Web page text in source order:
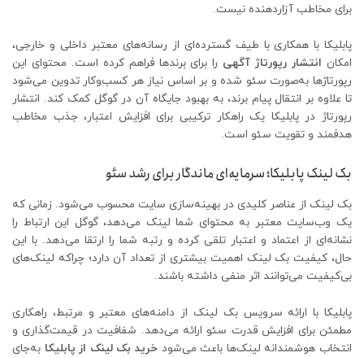
برای مخاطب آزاردهنده نیست.
پابلیکا با همکاری با طیف گسترده‌ای از رسانه‌های معتبر داخلی و خارجی،
امکان انتشار رپورتاژ آگهی را برای برندها فراهم کرده است. محتوای این
رپورتاژها به‌صورت سئو شده و بر اساس نیاز هر کسب‌وکار تدوین می‌شود
تا علاوه بر انتقال پیام برند، به بهبود جایگاه آن در گوگل کمک کند. انتشار
رپورتاژ در پابلیکا یک راهکار ترکیبی برای افزایش اعتبار، جذب مخاطب
هدفمند و تقویت سئو است.
بک لینک پابلیکا؛ سرمایه‌ای ماندگار برای رشد سئو
بک لینک از عناصر کلیدی در بهینه‌سازی سایت محسوب می‌شود. زمانی که
یک وب‌سایت معتبر به محتوای شما لینک می‌دهد، گوگل این ارتباط را
نشانه‌ای از اعتماد و اعتبار تلقی کرده و رتبه شما را ارتقا می‌دهد. با این
حال، کیفیت بک لینک اهمیت بیشتری از تعداد آن دارد؛ چراکه لینک‌های
بی‌کیفیت می‌توانند اثر منفی داشته باشند.
پابلیکا با ارائه سرویس بک لینک از دامنه‌های معتبر و مرتبط، راهکاری
مطمئن برای افزایش قدرت سئو ارائه می‌دهد. شفافیت در قیمت‌گذاری و
انتخاب هوشمندانه لینک‌ها باعث می‌شود خرید بک لینک از پابلیکا به‌جای